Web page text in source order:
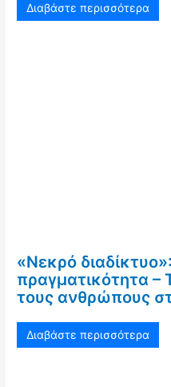
Διαβάστε περισσότερα
«Νεκρό
πραγματικότητα –
τους ανθρώπους
Διαβάστε περισσότερα